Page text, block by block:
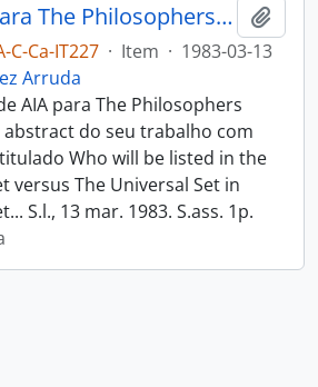
Carta de AIA para The Philosophers Index
C-Ca-IT227 · Item · 1983-03-13
Arruda
AIA para The Philosophers
abstract do seu trabalho com
Who will be listed in the
versus The Universal Set in
S.l., 13 mar. 1983. S.ass. 1p.